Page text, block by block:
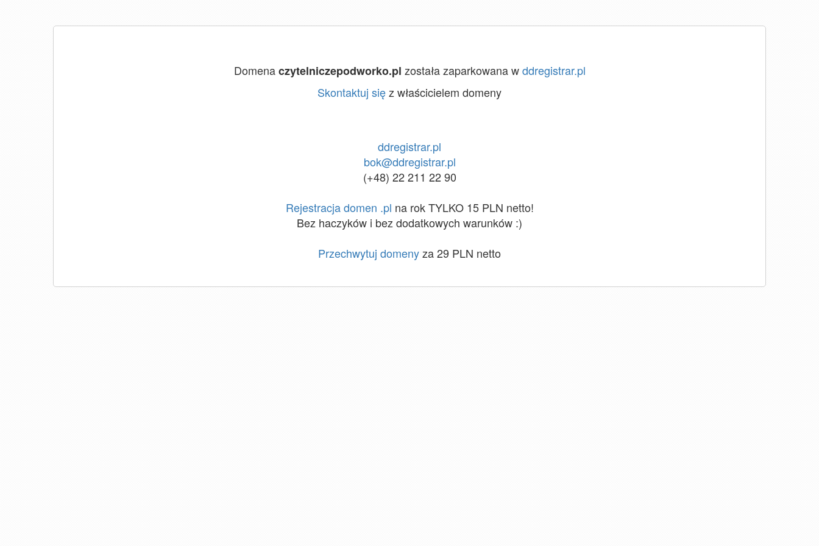
Domenaczytelniczepodworko.pl została zaparkowana wddregistrar.pl
Skontaktuj sięz właścicielem domeny
ddregistrar.pl
bok@ddregistrar.pl
(+48) 22 211 22 90
Rejestracja domen .pl na rok TYLKO 15 PLN netto!
Bez haczyków i bez dodatkowych warunków :)
Przechwytuj domenyza 29 PLN netto